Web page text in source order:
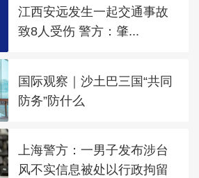
江西安远发生一起交通事故
致8人受伤 警方：肇...
国际观察｜沙土巴三国“共同
防务”防什么
上海警方：一男子发布涉台
风不实信息被处以行政拘留